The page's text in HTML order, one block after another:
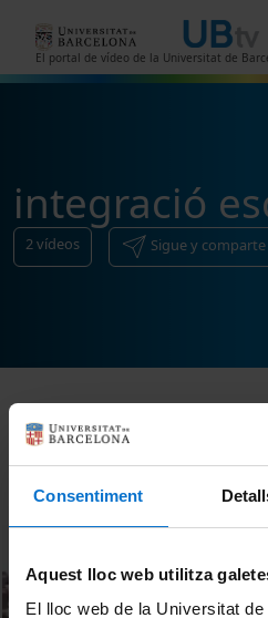
Consentiment
Aquest lloc web utilitza
El lloc web de la Universitat
El portal de vídeo de la Universitat de
integració
2vídeos Sigue y comparte
Ordenar